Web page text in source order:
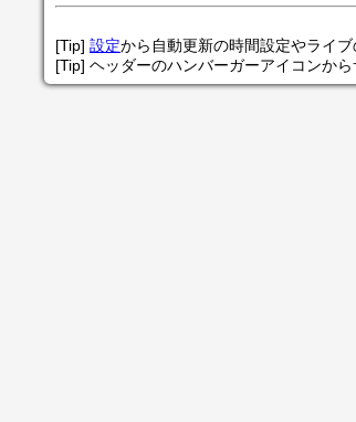
[Tip] 設定から自動更新の時間設定やライ
[Tip] ヘッダーのハンバーガーアイコンから